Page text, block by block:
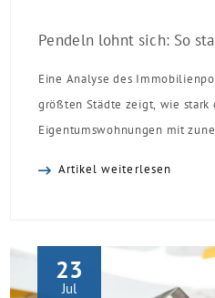
Eine Analyse des
größten Städte zeigt, wie stark
Eigentumswohnungen mit
Artikel weiterlesen
23
Jul